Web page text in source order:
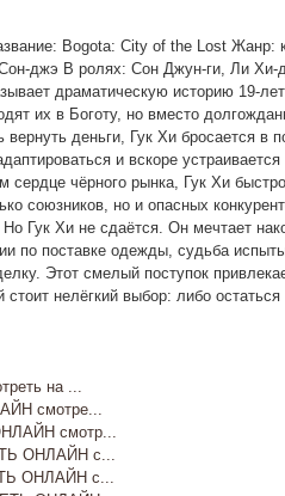
Bogota: City of the Lost
джэ В ролях: Сон Джун-ги, Ли
драматическую историю 19-
их в Боготу, но вместо
деньги, Гук Хи бросается
и вскоре
чёрного рынка, Гук Хи
союзников, но и опасных
Гук Хи не сдаётся. Он мечтает
по поставке одежды, судьба
Этот смелый поступок
нелёгкий выбор: либо
на ...
смотре...
смотр...
ОНЛАЙН с...
ОНЛАЙН с...